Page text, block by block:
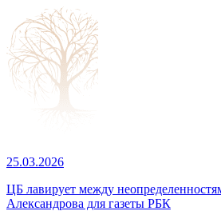
25.03.2026
ЦБ лавирует между
Александрова для газеты РБК